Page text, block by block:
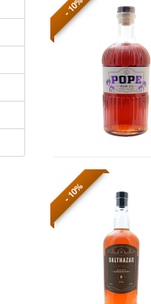
- 10%
- 10%